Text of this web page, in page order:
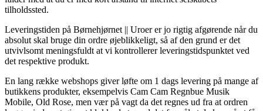
tilholdssted.
Leveringstiden på Børnehjørnet || Uroer er jo rigtig afgørende når du
absolut skal bruge din ordre øjeblikkeligt, så af den grund er det
utvivlsomt meningsfuldt at vi kontrollerer leveringstidspunktet ved
det respektive produkt.
En lang række webshops giver løfte om 1 dags levering på mange af
butikkens produkter, eksempelvis Cam Cam Regnbue Musik
Mobile, Old Rose, men vær på vagt da det regnes ud fra at ordren